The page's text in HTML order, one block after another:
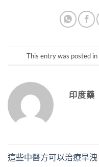
This entry was posted in
印度藥
這些中醫方可以治療早洩